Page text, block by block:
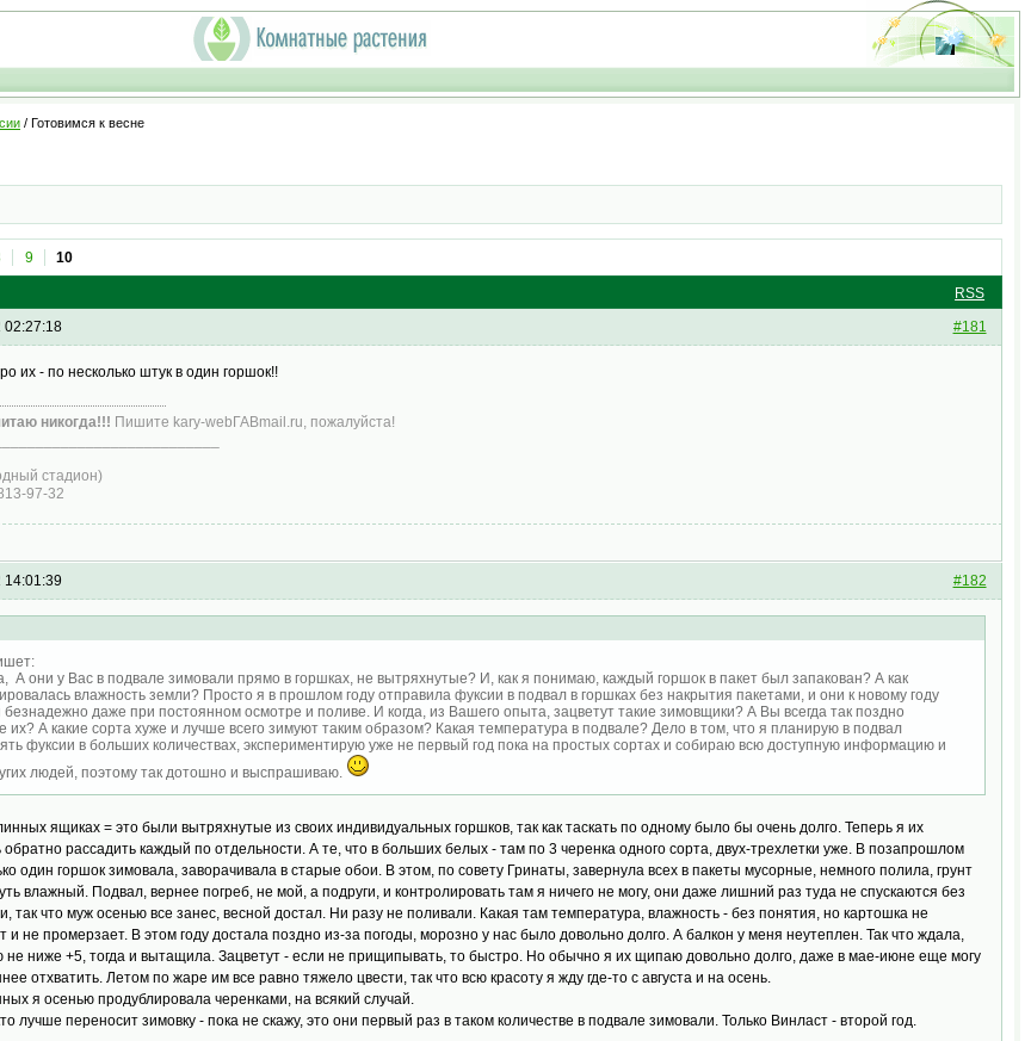
/ Готовимся к весне
9 10
RSS
#181
02:27:18
их - по несколько штук в один горшок!!
никогда!!! Пишите kary-webГАВmail.ru, пожалуйста!
стадион)
97-32
#182
14:01:39
А они у Вас в подвале зимовали прямо в горшках, не вытряхнутые? И, как я понимаю, каждый горшок в пакет был запакован? А как
влажность земли? Просто я в прошлом году отправила фуксии в подвал в горшках без накрытия пакетами, и они к новому году
безнадежно даже при постоянном осмотре и поливе. И когда, из Вашего опыта, зацветут такие зимовщики? А Вы всегда так поздно
их? А какие сорта хуже и лучше всего зимуют таким образом? Какая температура в подвале? Дело в том, что я планирую в подвал
фуксии в больших количествах, экспериментирую уже не первый год пока на простых сортах и собираю всю доступную информацию и
людей, поэтому так дотошно и выспрашиваю.
ящиках = это были вытряхнутые из своих индивидуальных горшков, так как таскать по одному было бы очень долго. Теперь я их
рассадить каждый по отдельности. А те, что в больших белых - там по 3 черенка одного сорта, двух-трехлетки уже. В позапрошлом
один горшок зимовала, заворачивала в старые обои. В этом, по совету Гринаты, завернула всех в пакеты мусорные, немного полила, грунт
влажный. Подвал, вернее погреб, не мой, а подруги, и контролировать там я ничего не могу, они даже лишний раз туда не спускаются без
так что муж осенью все занес, весной достал. Ни разу не поливали. Какая там температура, влажность - без понятия, но картошка не
и не промерзает. В этом году достала поздно из-за погоды, морозно у нас было довольно долго. А балкон у меня неутеплен. Так что ждала,
не ниже +5, тогда и вытащила. Зацветут - если не прищипывать, то быстро. Но обычно я их щипаю довольно долго, даже в мае-июне еще могу
отхватить. Летом по жаре им все равно тяжело цвести, так что всю красоту я жду где-то с августа и на осень.
я осенью продублировала черенками, на всякий случай.
лучше переносит зимовку - пока не скажу, это они первый раз в таком количестве в подвале зимовали. Только Винласт - второй год.